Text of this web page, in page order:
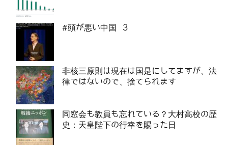
#頭が悪い中国 3
非核三原則は現在は国是にしてますが、法
律ではないので、捨てられます
同窓会も教員も忘れている？大村高校の歴
史：天皇陛下の行幸を賜った日